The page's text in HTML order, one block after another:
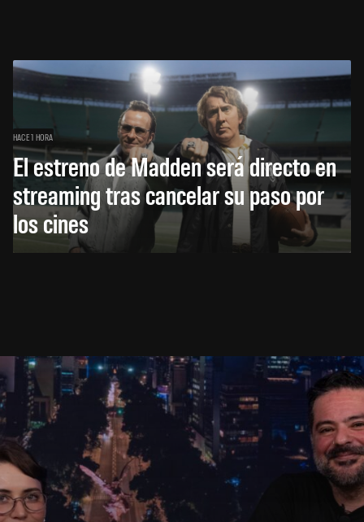
HACE 1 HORA
El estreno de Madden será directo en
streaming tras cancelar su paso por
los cines